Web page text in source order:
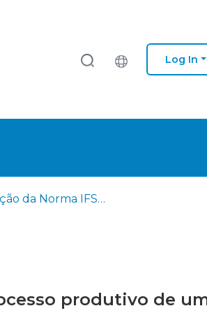
Log In
Aplicação da Norma IFS Food no controlo da qualidade do processo produtivo de uma unidade de engarrafamento de água
produtivo de